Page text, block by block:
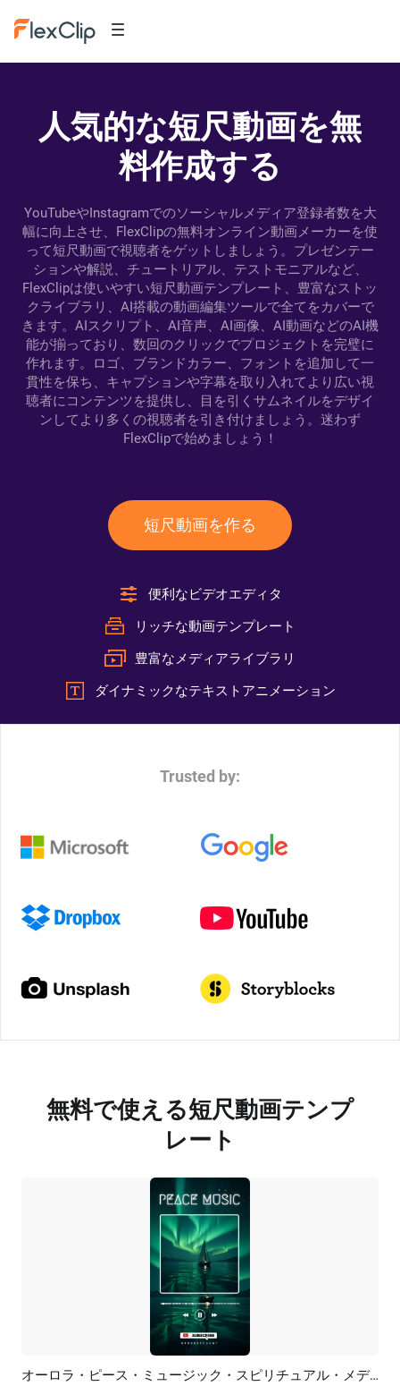
人気的な短尺動画を無
料作成する
YouTubeやInstagramでのソーシャルメディア登録者数を大
幅に向上させ、FlexClipの無料オンライン動画メーカーを使
って短尺動画で視聴者をゲットしましょう。プレゼンテー
ションや解説、チュートリアル、テストモニアルなど、
FlexClipは使いやすい短尺動画テンプレート、豊富なストッ
クライブラリ、AI搭載の動画編集ツールで全てをカバーで
きます。AIスクリプト、AI音声、AI画像、AI動画などのAI機
能が揃っており、数回のクリックでプロジェクトを完璧に
作れます。ロゴ、ブランドカラー、フォントを追加して一
貫性を保ち、キャプションや字幕を取り入れてより広い視
聴者にコンテンツを提供し、目を引くサムネイルをデザイ
ンしてより多くの視聴者を引き付けましょう。迷わず
FlexClipで始めましょう！
短尺動画を作る
便利なビデオエディタ
リッチな動画テンプレート
豊富なメディアライブラリ
ダイナミックなテキストアニメーション
Trusted by:
無料で使える短尺動画テンプ
レート
プレビュー AI再生成 オーロラ・ピース・ミュージック・スピリチュアル・メディテーション・プレイリスト・YouTubeショート・TikTokリール